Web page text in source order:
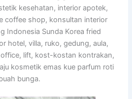
kesehatan, interior apotek,
coffee shop, konsultan interior
Indonesia Sunda Korea fried
hotel, villa, ruko, gedung, aula,
lift, kost-kostan kontrakan,
kosmetik emas kue parfum roti
bunga.